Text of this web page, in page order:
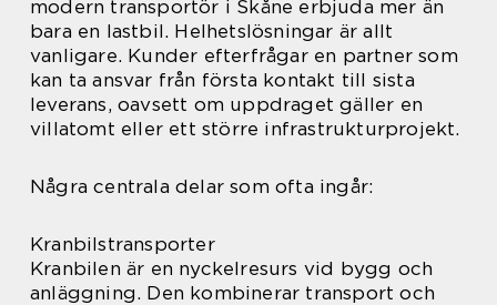
modern transportör i Skåne erbjuda mer än
bara en lastbil. Helhetslösningar är allt
vanligare. Kunder efterfrågar en partner som
kan ta ansvar från första kontakt till sista
leverans, oavsett om uppdraget gäller en
villatomt eller ett större infrastrukturprojekt.
Några centrala delar som ofta ingår:
Kranbilstransporter
Kranbilen är en nyckelresurs vid bygg och
anläggning. Den kombinerar transport och